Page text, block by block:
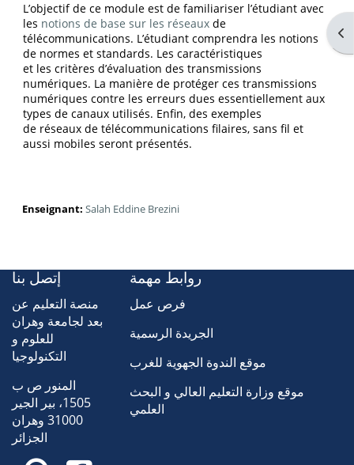
L’objectif de ce module est de familiariser l’étudiant avec
les notions de base sur les réseauxde
télécommunications. L’étudiant comprendra les notions
de normes et standards. Les caractéristiques
et les critères d’évaluation des transmissions
numériques. La manière de protéger ces transmissions
numériques contre les erreurs dues essentiellement aux
types de canaux utilisés. Enfin, des exemples
de réseaux de télécommunications filaires, sans fil et
aussi mobiles seront présentés.
Enseignant: Salah Eddine Brezini
إتصل بنا
منصة التعليم عن
بعد لجامعة وهران
للعلوم و
التكنولوجيا
المنور ص ب
1505، بير الجير
31000 وهران
الجزائر
روابط مهمة
فرص عمل
الجريدة الرسمية
موقع الندوة الجهوية للغرب
موقع وزارة التعليم العالي و البحث
العلمي